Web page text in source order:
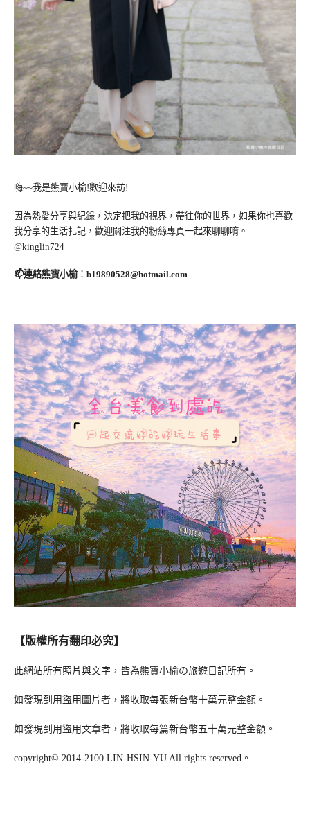
嗨~~我是熊寶小榆!歡迎來訪!
因為熱愛分享與紀錄，決定把我的視界，帶往你的世界，如果你也喜歡
我分享的生活扎記，歡迎關注我的粉絲專頁一起來聊聊唷。
@kinglin724
📫連絡熊寶小榆： b19890528@hotmail.com
【版權所有翻印必究】
此網站所有照片與文字，皆為熊寶小榆の旅遊日記所有。
如發現到用盜用圖片者，將收取每張新台幣十萬元整金額。
如發現到用盜用文章者，將收取每篇新台幣五十萬元整金額。
copyright© 2014-2100 LIN-HSIN-YU All rights reserved。